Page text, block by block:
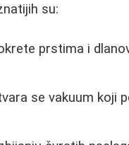
su:
prstima i
se vakuum koji